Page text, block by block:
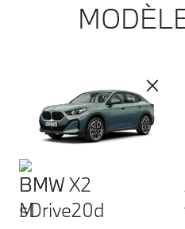
BMW X2
sDrive20d